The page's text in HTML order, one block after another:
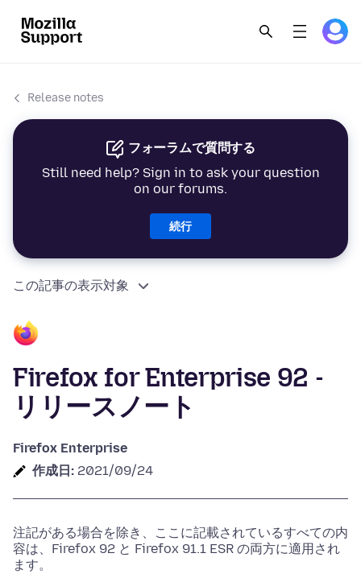
Release notes
フォーラムで質問する
Still need help? Sign in to ask your question
on our forums.
続行
この記事の表示対象
Firefox for Enterprise 92 -
リリースノート
Firefox Enterprise
作成日: 2021/09/24
注記がある場合を除き、ここに記載されているすべての内
容は、Firefox 92 と Firefox 91.1 ESR の両方に適用され
ます。